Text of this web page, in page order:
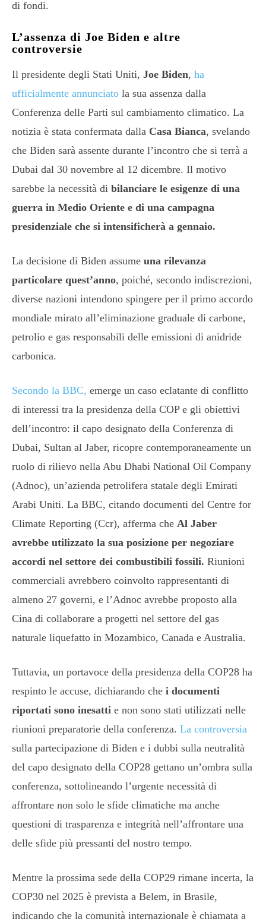
di fondi.
L’assenza di Joe Biden e altre
controversie
Il presidente degli Stati Uniti, Joe Biden, ha
ufficialmente annunciato la sua assenza dalla
Conferenza delle Parti sul cambiamento climatico. La
notizia è stata confermata dalla Casa Bianca, svelando
che Biden sarà assente durante l’incontro che si terrà a
Dubai dal 30 novembre al 12 dicembre. Il motivo
sarebbe la necessità di bilanciare le esigenze di una
guerra in Medio Oriente e di una campagna
presidenziale che si intensificherà a gennaio.
La decisione di Biden assume una rilevanza
particolare quest’anno, poiché, secondo indiscrezioni,
diverse nazioni intendono spingere per il primo accordo
mondiale mirato all’eliminazione graduale di carbone,
petrolio e gas responsabili delle emissioni di anidride
carbonica.
Secondo la BBC, emerge un caso eclatante di conflitto
di interessi tra la presidenza della COP e gli obiettivi
dell’incontro: il capo designato della Conferenza di
Dubai, Sultan al Jaber, ricopre contemporaneamente un
ruolo di rilievo nella Abu Dhabi National Oil Company
(Adnoc), un’azienda petrolifera statale degli Emirati
Arabi Uniti. La BBC, citando documenti del Centre for
Climate Reporting (Ccr), afferma che Al Jaber
avrebbe utilizzato la sua posizione per negoziare
accordi nel settore dei combustibili fossili. Riunioni
commerciali avrebbero coinvolto rappresentanti di
almeno 27 governi, e l’Adnoc avrebbe proposto alla
Cina di collaborare a progetti nel settore del gas
naturale liquefatto in Mozambico, Canada e Australia.
Tuttavia, un portavoce della presidenza della COP28 ha
respinto le accuse, dichiarando che i documenti
riportati sono inesatti e non sono stati utilizzati nelle
riunioni preparatorie della conferenza. La controversia
sulla partecipazione di Biden e i dubbi sulla neutralità
del capo designato della COP28 gettano un’ombra sulla
conferenza, sottolineando l’urgente necessità di
affrontare non solo le sfide climatiche ma anche
questioni di trasparenza e integrità nell’affrontare una
delle sfide più pressanti del nostro tempo.
Mentre la prossima sede della COP29 rimane incerta, la
COP30 nel 2025 è prevista a Belem, in Brasile,
indicando che la comunità internazionale è chiamata a